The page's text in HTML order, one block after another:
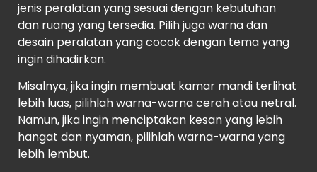
jenis peralatan yang sesuai dengan kebutuhan
dan ruang yang tersedia. Pilih juga warna dan
desain peralatan yang cocok dengan tema yang
ingin dihadirkan.
Misalnya, jika ingin membuat kamar mandi terlihat
lebih luas, pilihlah warna-warna cerah atau netral.
Namun, jika ingin menciptakan kesan yang lebih
hangat dan nyaman, pilihlah warna-warna yang
lebih lembut.